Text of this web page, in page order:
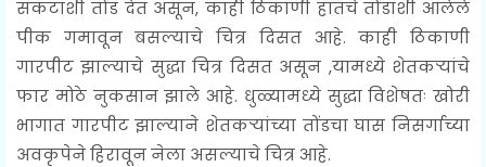
संकटाशी तोंड देत असून, काही ठिकाणी हातचे तोंडाशी आलेले
पीक गमावून बसल्याचे चित्र दिसत आहे. काही ठिकाणी
गारपीट झाल्याचे सुद्धा चित्र दिसत असून ,यामध्ये शेतकऱ्यांचे
फार मोठे नुकसान झाले आहे. धुळ्यामध्ये सुद्धा विशेषतः खोरी
भागात गारपीट झाल्याने शेतकऱ्यांच्या तोंडचा घास निसर्गाच्या
अवकृपेने हिरावून नेला असल्याचे चित्र आहे.